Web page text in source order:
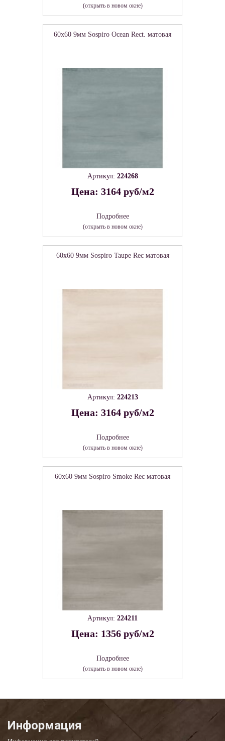
(открыть в новом окне)
60x60 9мм Sospiro Ocean Rect. матовая
Артикул: 224268
Цена: 3164 руб/м2
Подробнее
(открыть в новом окне)
60x60 9мм Sospiro Taupe Rec матовая
Артикул: 224213
Цена: 3164 руб/м2
Подробнее
(открыть в новом окне)
60x60 9мм Sospiro Smoke Rec матовая
Артикул: 224211
Цена: 1356 руб/м2
Подробнее
(открыть в новом окне)
Информация